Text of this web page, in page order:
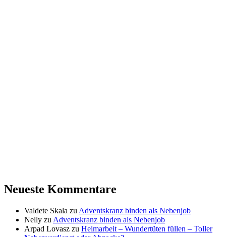
Neueste Kommentare
Valdete Skala zu Adventskranz binden als Nebenjob
Nelly zu Adventskranz binden als Nebenjob
Arpad Lovasz zu Heimarbeit – Wundertüten füllen – Toller